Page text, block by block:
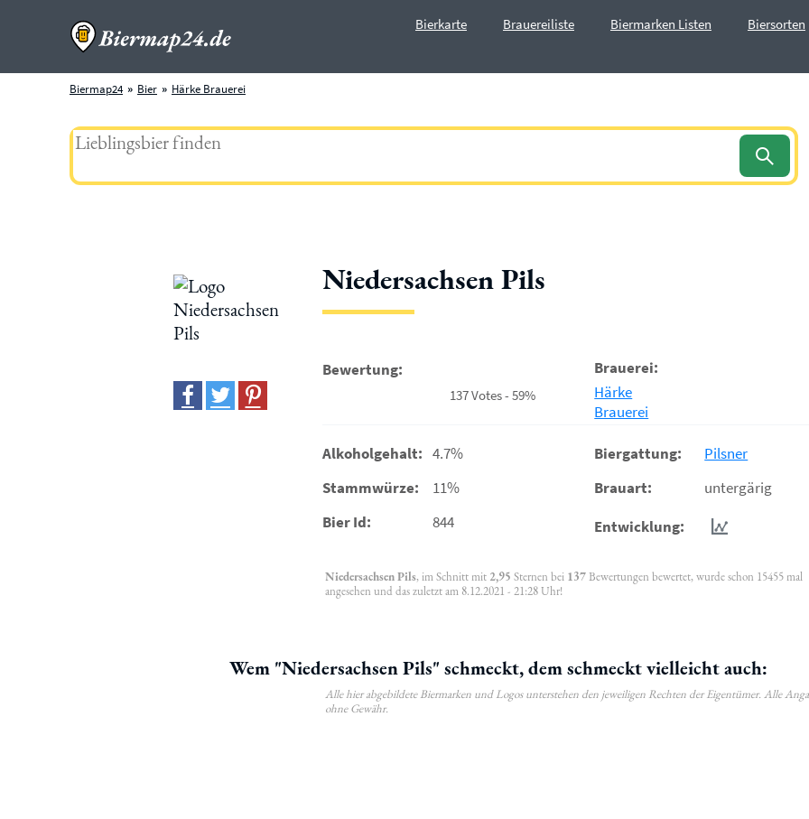
Bierkarte Brauereiliste Biermarken Listen Biersorten
Biermap24 Bier Härke Brauerei
Niedersachsen Pils
Bewertung:
137 Votes - 59%
Brauerei:
Härke
Brauerei
Alkoholgehalt: 4.7%
Stammwürze:
11%
Bier Id:
844
Biergattung:
Pilsner
Brauart:
untergärig
Entwicklung:
Niedersachsen Pils, im Schnitt mit 2,95 Sternen bei 137Bewertungen bewertet, wurde schon 15455 mal
angesehen und das zuletzt am 8.12.2021 - 21:28 Uhr!
Wem "Niedersachsen Pils" schmeckt, dem schmeckt vielleicht auch:
Alle hier abgebildete Biermarken und Logos unterstehen den jeweiligen Rechten der Eigentümer. Alle
ohne Gewähr.